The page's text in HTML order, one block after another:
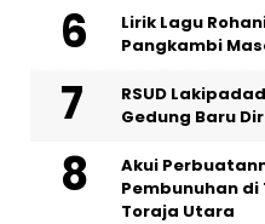
Lirik Lagu
Pangkambi
RSUD
Gedung Baru
Akui
Pembunuhan di
Toraja Utara